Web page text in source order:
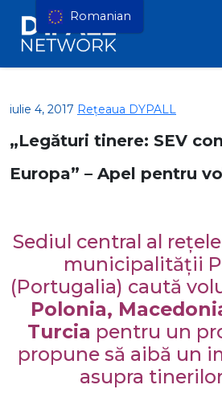
iulie 4, 2017 Rețeaua DYPALL
„Legături tinere: SEV
Europa” – Apel pentru
Sediul central al
municipalității
(Portugalia) caută
Polonia,
Turcia pentru un
propune să aibă un
asupra
Romanian